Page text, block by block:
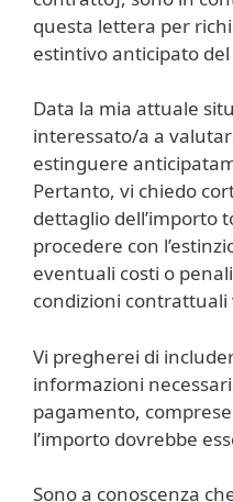
questa lettera per
estintivo anticipato
Data la mia attuale
interessato/a a
estinguere
Pertanto, vi chiedo
dettaglio dell’importo
procedere con
eventuali costi o
condizioni contrattuali
Vi pregherei di
informazioni
pagamento,
l’importo dovrebbe
Sono a conoscenza